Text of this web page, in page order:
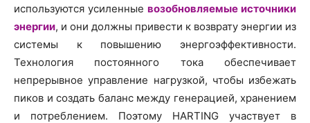
используются усиленные возобновляемые источники
энергии, и они должны привести к возврату энергии из
системы к повышению энергоэффективности.
Технология постоянного тока обеспечивает
непрерывное управление нагрузкой, чтобы избежать
пиков и создать баланс между генерацией, хранением
и потреблением. Поэтому HARTING участвует в